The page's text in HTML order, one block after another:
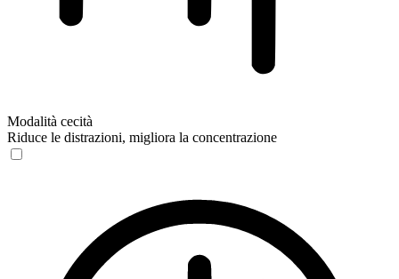
Modalità cecità
Riduce le distrazioni, migliora la concentrazione